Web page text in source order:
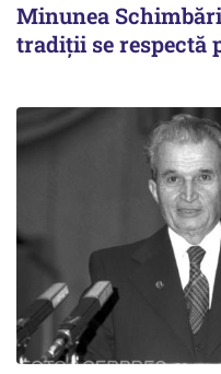
Minunea
tradiții se respectă